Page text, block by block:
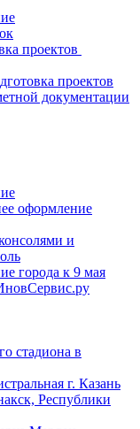
проектов
проектов
документации
оформление
и
города к 9 мая
стадиона в
г. Казань
Республики